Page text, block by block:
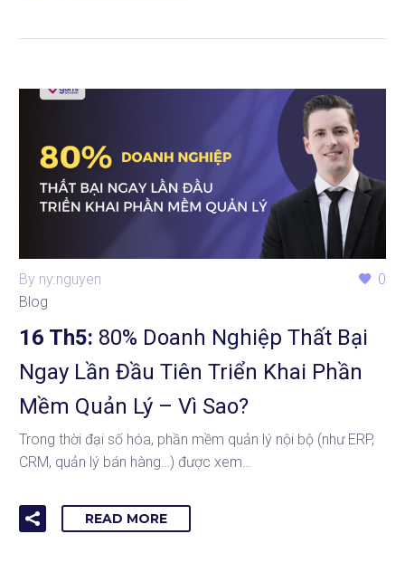
0
By ny.nguyen
Blog
16 Th5: 80% Doanh Nghiệp Thất Bại
Ngay Lần Đầu Tiên Triển Khai Phần
Mềm Quản Lý – Vì Sao?
Trong thời đại số hóa, phần mềm quản lý nội bộ (như ERP,
CRM, quản lý bán hàng…) được xem…
READ MORE